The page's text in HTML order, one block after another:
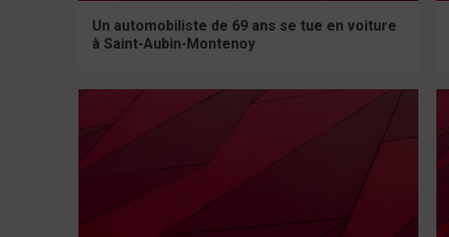
Un automobiliste de 69 ans se tue en voiture
à Saint-Aubin-Montenoy